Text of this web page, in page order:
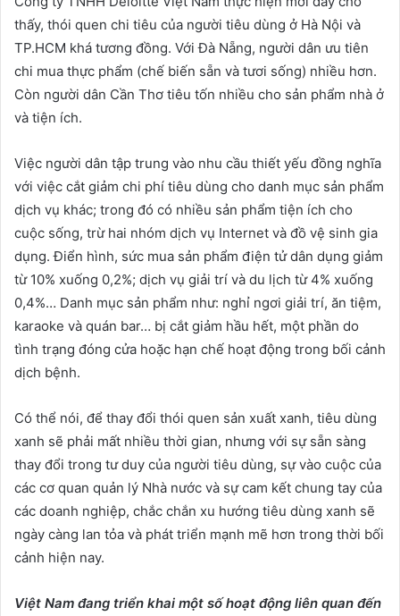
thấy, thói quen chi tiêu của người tiêu dùng ở Hà Nội và
TP.HCM khá tương đồng. Với Đà Nẵng, người dân ưu tiên
chi mua thực phẩm (chế biến sẵn và tươi sống) nhiều hơn.
Còn người dân Cần Thơ tiêu tốn nhiều cho sản phẩm nhà ở
và tiện ích.
Việc người dân tập trung vào nhu cầu thiết yếu đồng nghĩa
với việc cắt giảm chi phí tiêu dùng cho danh mục sản phẩm
dịch vụ khác; trong đó có nhiều sản phẩm tiện ích cho
cuộc sống, trừ hai nhóm dịch vụ Internet và đồ vệ sinh gia
dụng. Điển hình, sức mua sản phẩm điện tử dân dụng giảm
từ 10% xuống 0,2%; dịch vụ giải trí và du lịch từ 4% xuống
0,4%… Danh mục sản phẩm như: nghỉ ngơi giải trí, ăn tiệm,
karaoke và quán bar… bị cắt giảm hầu hết, một phần do
tình trạng đóng cửa hoặc hạn chế hoạt động trong bối cảnh
dịch bệnh.
Có thể nói, để thay đổi thói quen sản xuất xanh, tiêu dùng
xanh sẽ phải mất nhiều thời gian, nhưng với sự sẵn sàng
thay đổi trong tư duy của người tiêu dùng, sự vào cuộc của
các cơ quan quản lý Nhà nước và sự cam kết chung tay của
các doanh nghiệp, chắc chắn xu hướng tiêu dùng xanh sẽ
ngày càng lan tỏa và phát triển mạnh mẽ hơn trong thời bối
cảnh hiện nay.
Việt Nam đang triển khai một số hoạt động liên quan đến